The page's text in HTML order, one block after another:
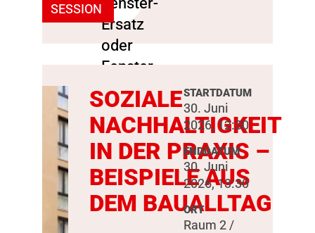
SESSION
SOZIALE
NACHHALTIGKEIT
IN DER PRAXIS –
BEISPIELE AUS
DEM BAUALLTAG
STARTDATUM
30. Juni
2026, 12:30
ENDDATUM
30. Juni
2026, 13:30
ORT
Raum 2 /